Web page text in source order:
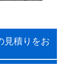
見積りをお